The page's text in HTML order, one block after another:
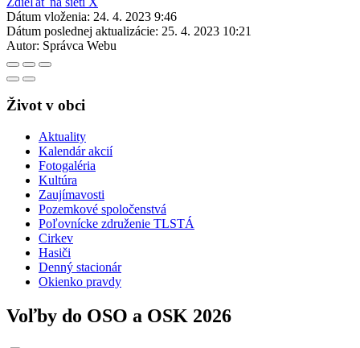
Dátum vloženia: 24. 4. 2023 9:46
Dátum poslednej aktualizácie: 25. 4. 2023 10:21
Autor: Správca Webu
Život v obci
Aktuality
Kalendár akcií
Fotogaléria
Kultúra
Zaujímavosti
Pozemkové spoločenstvá
Poľovnícke združenie TLSTÁ
Cirkev
Hasiči
Denný stacionár
Okienko pravdy
Voľby do OSO a OSK 2026